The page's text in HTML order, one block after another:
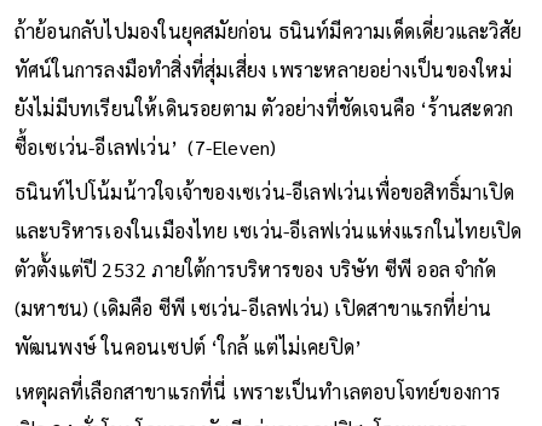
ถ้าย้อนกลับไปมองในยุคสมัยก่อน ธนินท์มีความเด็ดเดี่ยวและวิสัย
ทัศน์ในการลงมือทำสิ่งที่สุ่มเสี่ยง เพราะหลายอย่างเป็นของใหม่
ยังไม่มีบทเรียนให้เดินรอยตาม ตัวอย่างที่ชัดเจนคือ ‘ร้านสะดวก
ซื้อเซเว่น-อีเลฟเว่น’ (7-Eleven)
ธนินท์ไปโน้มน้าวใจเจ้าของเซเว่น-อีเลฟเว่นเพื่อขอสิทธิ์มาเปิด
และบริหารเองในเมืองไทย เซเว่น-อีเลฟเว่นแห่งแรกในไทยเปิด
ตัวตั้งแต่ปี 2532 ภายใต้การบริหารของ บริษัท ซีพี ออล จำกัด
(มหาชน) (เดิมคือ ซีพี เซเว่น-อีเลฟเว่น) เปิดสาขาแรกที่ย่าน
พัฒนพงษ์ ในคอนเซปต์ ‘ใกล้ แต่ไม่เคยปิด’
เหตุผลที่เลือกสาขาแรกที่นี่ เพราะเป็นทำเลตอบโจทย์ของการ